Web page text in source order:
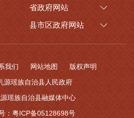
省政府网站
县市区政府网站
我们 网站地图
版权声明
源瑶族自治县人民政府
瑶族自治县融媒体中心
：粤ICP备05128698号